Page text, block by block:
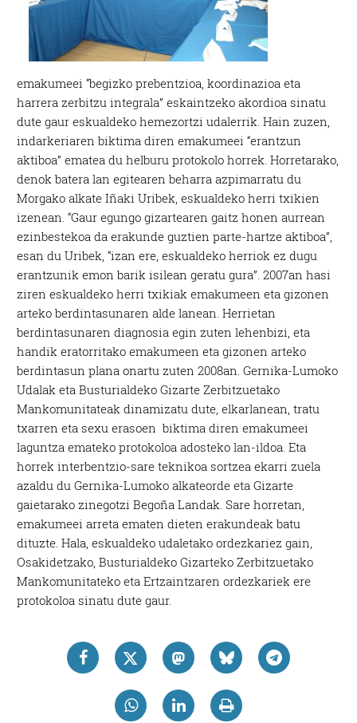
emakumeei “begizko prebentzioa, koordinazioa eta
harrera zerbitzu integrala” eskaintzeko akordioa sinatu
dute gaur eskualdeko hemezortzi udalerrik. Hain zuzen,
indarkeriaren biktima diren emakumeei “erantzun
aktiboa” ematea du helburu protokolo horrek. Horretarako,
denok batera lan egitearen beharra azpimarratu du
Morgako alkate Iñaki Uribek, eskualdeko herri txikien
izenean. “Gaur egungo gizartearen gaitz honen aurrean
ezinbestekoa da erakunde guztien parte-hartze aktiboa”,
esan du Uribek, “izan ere, eskualdeko herriok ez dugu
erantzunik emon barik isilean geratu gura”. 2007an hasi
ziren eskualdeko herri txikiak emakumeen eta gizonen
arteko berdintasunaren alde lanean. Herrietan
berdintasunaren diagnosia egin zuten lehenbizi, eta
handik eratorritako emakumeen eta gizonen arteko
berdintasun plana onartu zuten 2008an. Gernika-Lumoko
Udalak eta Busturialdeko Gizarte Zerbitzuetako
Mankomunitateak dinamizatu dute, elkarlanean, tratu
txarren eta sexu erasoen biktima diren emakumeei
laguntza emateko protokoloa adosteko lan-ildoa. Eta
horrek interbentzio-sare teknikoa sortzea ekarri zuela
azaldu du Gernika-Lumoko alkateorde eta Gizarte
gaietarako zinegotzi Begoña Landak. Sare horretan,
emakumeei arreta ematen dieten erakundeak batu
dituzte. Hala, eskualdeko udaletako ordezkariez gain,
Osakidetzako, Busturialdeko Gizarteko Zerbitzuetako
Mankomunitateko eta Ertzaintzaren ordezkariek ere
protokoloa sinatu dute gaur.